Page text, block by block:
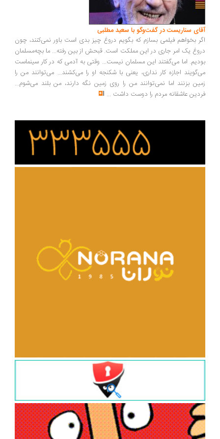
سناریست در گفت‌وگو با سعید مطلبی
بخواهم فیلمی بسازم که بگویم دروغ چیز بدی است باور نمی‌کنند، چون
یک امر جاری در این مملکت است. قبحش از بین رفته... ما بچه‌مسلمان
اما می‌گفتند این مسلمان نیست... وقتی به آدمی که در کار سینماست
اجازه کار نداری، یعنی با شکنجه او را می‌کشند... می‌توانند من را
بزنند اما نمی‌توانند من را روی زمین نگه دارند، من بلند می‌شوم...
عاشقانه مردم را دوست داشت ...